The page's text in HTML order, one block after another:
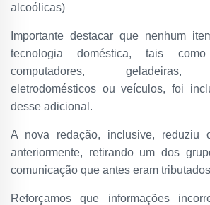
alcoólicas)
Importante destacar que nenhum
tecnologia doméstica, tais
computadores, geladeiras,
eletrodomésticos ou veículos, foi
desse adicional.
A nova redação, inclusive, reduziu
anteriormente, retirando um dos
comunicação que antes eram
Reforçamos que informações